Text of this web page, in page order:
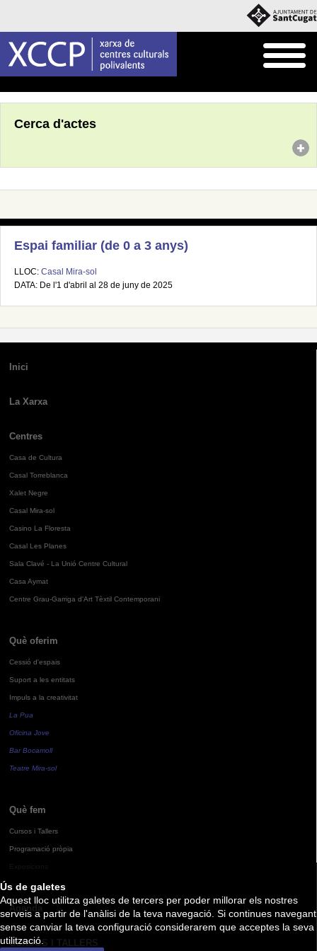
Ús de galetes
Aquest lloc utilitza galetes de tercers per poder millorar els nostres
serveis a partir de l'anàlisi de la teva navegació. Si continues navegant
sense canviar la teva configuració considerarem que acceptes la seva
utilització.
Cerca d'actes
Espai familiar (de 0 a 3 anys)
LLOC: Casal Mira-sol
DATA: De l'1 d'abril al 28 de juny de 2025
Inici
La Xarxa
Centres
Casa de Cultura
Casal Torreblanca
Xalet Negre
Casal Mira-sol
Casino La Floresta
Casal Les Planes
Sala Clavé - La Unió Centre Cultural
Casa Aymat
Centre Grau-Garriga d'Art Tèxtil Contemporani
Què oferim
Cessió d'espais
Suport a les entitats
Impuls a la creativitat
La Pua
Oficina Jove
Bar Bocamoll
Teatre Mira-sol
Què fem
Cursos i Tallers
Programació pròpia
Agenda
CURSOS I TALLERS